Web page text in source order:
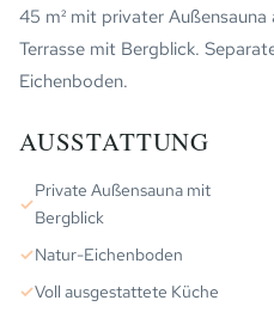
45 m² mit privater
Terrasse mit Bergblick.
Eichenboden.
AUSSTATTUNG
✓
Private Außensauna mit
Bergblick
✓Natur-Eichenboden
✓Voll ausgestattete Küche